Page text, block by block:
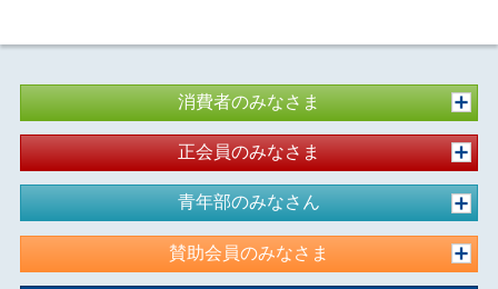
消費者のみなさま
正会員のみなさま
青年部のみなさん
賛助会員のみなさま